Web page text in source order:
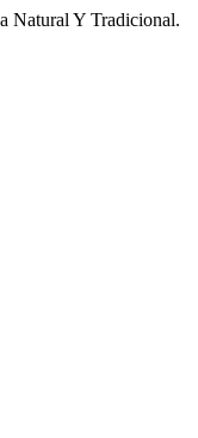
Natural Y Tradicional.